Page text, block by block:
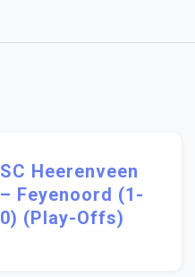
SC Heerenveen
– Feyenoord (1-
0) (play-Offs)